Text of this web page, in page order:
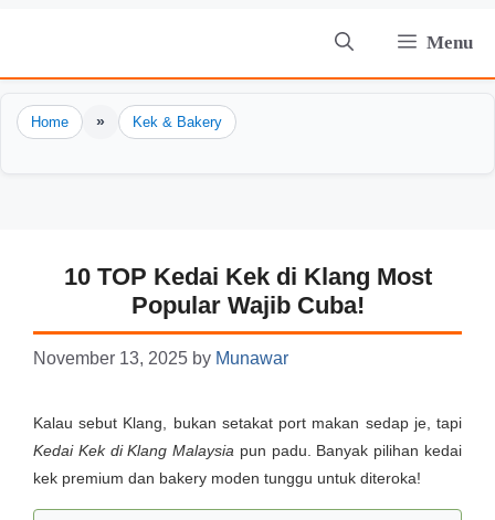
content
Menu
Home » Kek & Bakery
10 TOP Kedai Kek di Klang Most
Popular Wajib Cuba!
November 13, 2025 by Munawar
Kalau sebut Klang, bukan setakat port makan sedap je, tapi
Kedai Kek di Klang Malaysia pun padu. Banyak pilihan kedai
kek premium dan bakery moden tunggu untuk diteroka!